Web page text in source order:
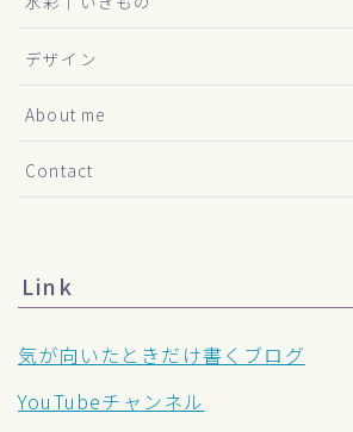
デザイン
About me
Contact
Link
気が向いたときだけ書くブログ
YouTubeチャンネル